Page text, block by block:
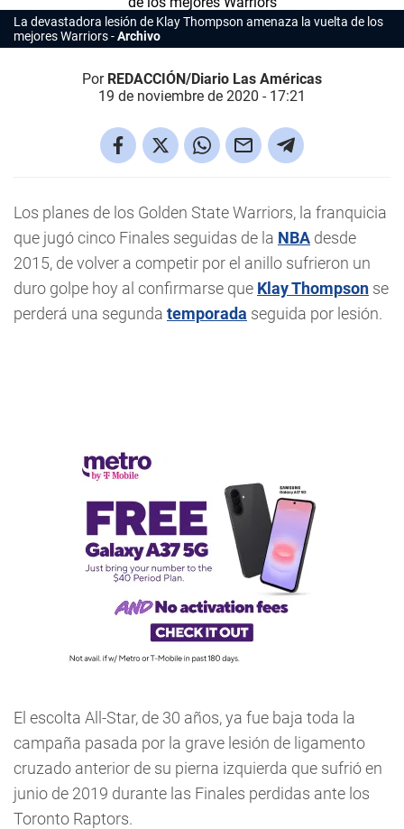
La devastadora lesión de Klay Thompson amenaza la vuelta de los
mejores Warriors
Archivo
Por REDACCIÓN/Diario Las Américas
19 de noviembre de 2020 - 17:21
Los planes de los Golden State Warriors, la franquicia
que jugó cinco Finales seguidas de la NBA desde
2015, de volver a competir por el anillo sufrieron un
duro golpe hoy al confirmarse que Klay Thompson se
perderá una segunda temporada seguida por lesión.
El escolta All-Star, de 30 años, ya fue baja toda la
campaña pasada por la grave lesión de ligamento
cruzado anterior de su pierna izquierda que sufrió en
junio de 2019 durante las Finales perdidas ante los
Toronto Raptors.